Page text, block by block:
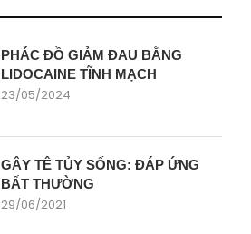
PHÁC ĐỒ GIẢM ĐAU BẰNG
LIDOCAINE TĨNH MẠCH
23/05/2024
GÂY TÊ TỦY SỐNG: ĐÁP ỨNG
BẤT THƯỜNG
29/06/2021